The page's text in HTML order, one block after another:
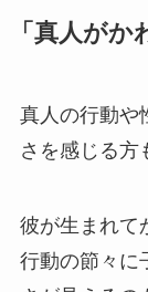
「真人が
真人の行動や
さを感じる方
彼が生まれて
行動の節々に